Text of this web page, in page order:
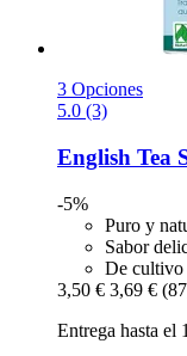
3 Opciones
5.0 (3)
English Tea
-5%
Puro y
Sabor
De cultivo
3,50 € 3,69 €
Entrega hasta el